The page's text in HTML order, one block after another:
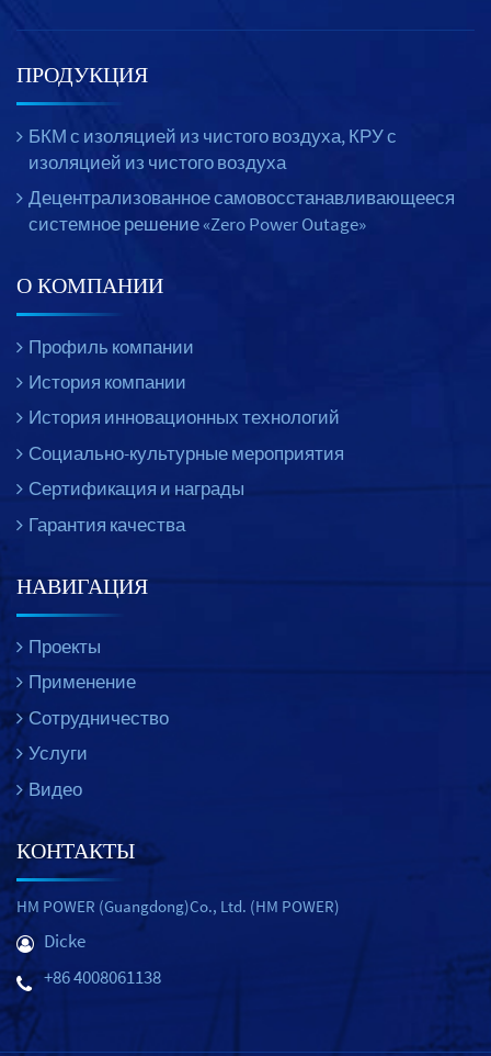
ПРОДУКЦИЯ
БКМ с изоляцией из чистого воздуха, КРУ с
изоляцией из чистого воздуха
Децентрализованное самовосстанавливающееся
системное решение «Zero Power Outage»
О КОМПАНИИ
Профиль компании
История компании
История инновационных технологий
Социально-культурные мероприятия
Сертификация и награды
Гарантия качества
НАВИГАЦИЯ
Проекты
Применение
Сотрудничество
Услуги
Видео
КОНТАКТЫ
HM POWER (Guangdong)Co., Ltd. (HM POWER)
Dicke
+86 4008061138